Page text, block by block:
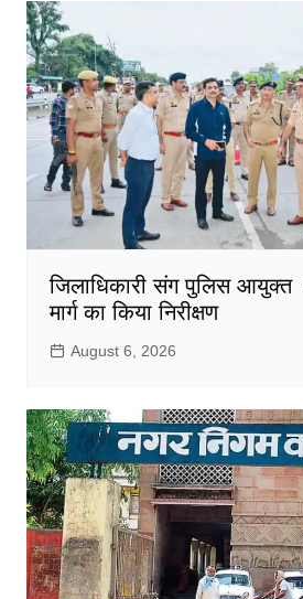
जिलाधिकारी संग पुलिस आयुक्त
मार्ग का किया निरीक्षण
August 6, 2026